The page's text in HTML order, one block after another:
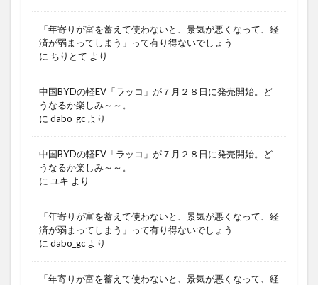
「年寄りが富を蓄えて使わないと、景気が悪くなって、経
済が弱まってしまう」って有り得ないでしょう
に ちりとて より
中国BYDの軽EV「ラッコ」が７月２８日に発売開始。ど
うなるか楽しみ～～。
に dabo_gc より
中国BYDの軽EV「ラッコ」が７月２８日に発売開始。ど
うなるか楽しみ～～。
に ユキ より
「年寄りが富を蓄えて使わないと、景気が悪くなって、経
済が弱まってしまう」って有り得ないでしょう
に dabo_gc より
「年寄りが富を蓄えて使わないと、景気が悪くなって、経